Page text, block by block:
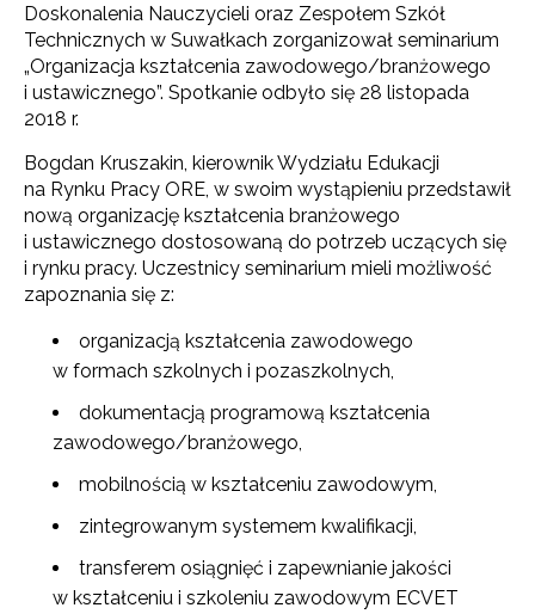
Doskonalenia Nauczycieli oraz Zespołem Szkół
Technicznych w Suwałkach zorganizował seminarium
„Organizacja kształcenia zawodowego/branżowego
i ustawicznego”. Spotkanie odbyło się 28 listopada
2018 r.
Bogdan Kruszakin, kierownik Wydziału Edukacji
na Rynku Pracy ORE, w swoim wystąpieniu przedstawił
nową organizację kształcenia branżowego
i ustawicznego dostosowaną do potrzeb uczących się
i rynku pracy. Uczestnicy seminarium mieli możliwość
zapoznania się z:
organizacją kształcenia zawodowego
w formach szkolnych i pozaszkolnych,
dokumentacją programową kształcenia
zawodowego/branżowego,
mobilnością w kształceniu zawodowym,
zintegrowanym systemem kwalifikacji,
transferem osiągnięć i zapewnianie jakości
w kształceniu i szkoleniu zawodowym ECVET